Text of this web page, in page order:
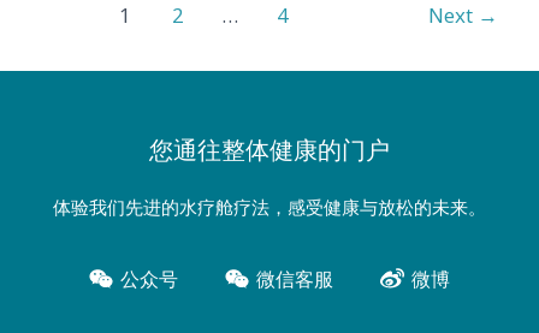
区，
者
1 2 … 4 Next →
您通往整体健康的门户
体验我们先进的水疗舱疗法，感受健康与放松的未来。
公众号 微信客服 微博